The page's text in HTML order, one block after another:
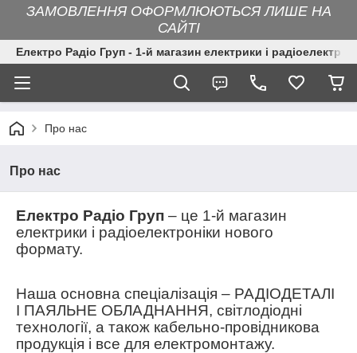
ЗАМОВЛЕННЯ ОФОРМЛЮЮТЬСЯ ЛИШЕ НА
САЙТІ
Електро Радіо Груп - 1-й магазин електрики і
Про нас
Про нас
Електро Радіо Груп – це 1-й магазин
електрики і радіоелектроніки нового
формату.
Наша основна спеціалізація – РАДІОДЕТАЛІ
І ПАЯЛЬНЕ ОБЛАДНАННЯ, світлодіодні
технології, а також кабельно-провідникова
продукція і все для електромонтажу.